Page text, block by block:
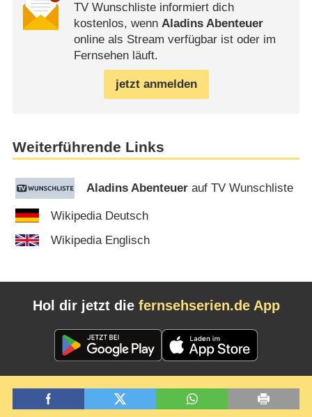
TV Wunschliste informiert dich
kostenlos, wenn Aladins Abenteuer
online als Stream verfügbar ist oder im
Fernsehen läuft.
jetzt anmelden
Weiterführende Links
Aladins Abenteuer auf TV Wunschliste
Wikipedia Deutsch
Wikipedia Englisch
Hol dir jetzt die fernsehserien.de App